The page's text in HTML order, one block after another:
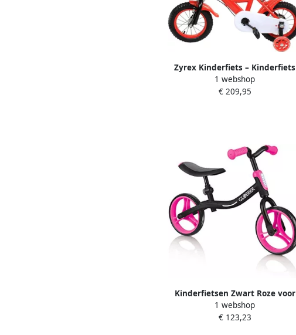
Zyrex Kinderfiets – Kinderfiets
vanaf 3 jaar – Loopfiets – Zwart
Rood 77cm x 43cm x 19cm
1 webshop
€ 209,95
Kinderfietsen Zwart Roze voor
Kinderen Loopfiets Go Bike
1 webshop
€ 123,23